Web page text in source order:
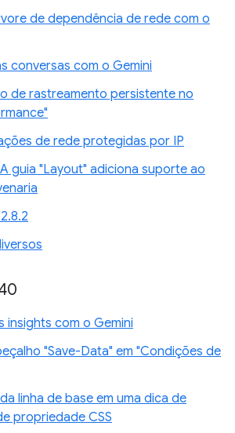
de dependência de rede com o
conversas com o Gemini
de rastreamento persistente no
de rede protegidas por IP
guia "Layout" adiciona suporte ao
insights com o Gemini
"Save-Data" em "Condições de
linha de base em uma dica de
propriedade CSS